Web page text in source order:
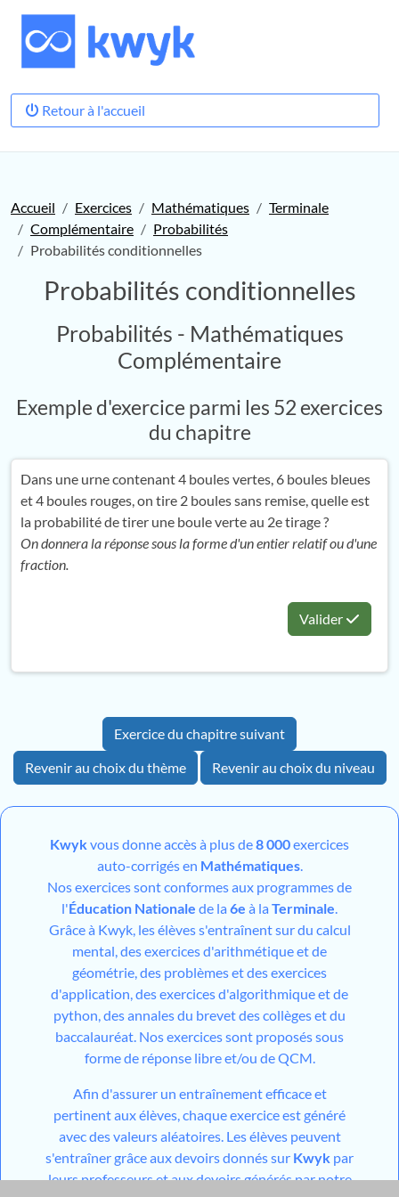
Retour à l'accueil
Accueil Exercices Mathématiques
Terminale
Complémentaire
Probabilités
Probabilités conditionnelles
Probabilités conditionnelles
Probabilités - Mathématiques
Complémentaire
Exemple d'exercice parmi les 52 exercices
du chapitre
Dans une urne contenant 4 boules vertes, 6 boules bleues
et 4 boules rouges, on tire 2 boules sans remise, quelle est
la probabilité de tirer une boule verte au 2e tirage ?
On donnera la réponse sous la forme d'un entier relatif ou d'une
fraction.
Valider
Exercice du chapitre suivant
Revenir au choix du thème
Revenir au choix du niveau
Kwykvous donne accès à plus de8 000exercices
auto-corrigés en Mathématiques.
Nos exercices sont conformes aux programmes de
l'Éducation Nationale de la 6e à la Terminale
Grâce à Kwyk, les élèves s'entraînent sur du calcul
mental, des exercices d'arithmétique et de
géométrie, des problèmes et des exercices
d'application, des exercices d'algorithmique et de
python, des annales du brevet des collèges et du
baccalauréat. Nos exercices sont proposés sous
forme de réponse libre et/ou de QCM.
Afin d'assurer un entraînement efficace et
pertinent aux élèves, chaque exercice est généré
avec des valeurs aléatoires. Les élèves peuvent
s'entraîner grâce aux devoirs donnés sur Kwyk par
leurs professeurs et aux devoirs générés par notre